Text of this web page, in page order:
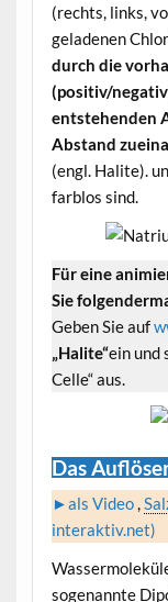
(rechts, links,
geladenen
durch die
(positiv/
entstehenden
Abstand
(engl. Halite).
farblos sind.
Für eine
Sie
Geben Sie auf
„Halite“ein und
Celle“ aus.
Das
►als Video,
interaktiv.net)
sogenannte